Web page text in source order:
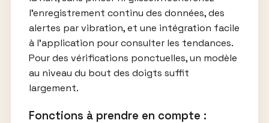
l’enregistrement continu des données, des
alertes par vibration, et une intégration facile
à l’application pour consulter les tendances.
Pour des vérifications ponctuelles, un modèle
au niveau du bout des doigts suffit
largement.
Fonctions à prendre en compte :